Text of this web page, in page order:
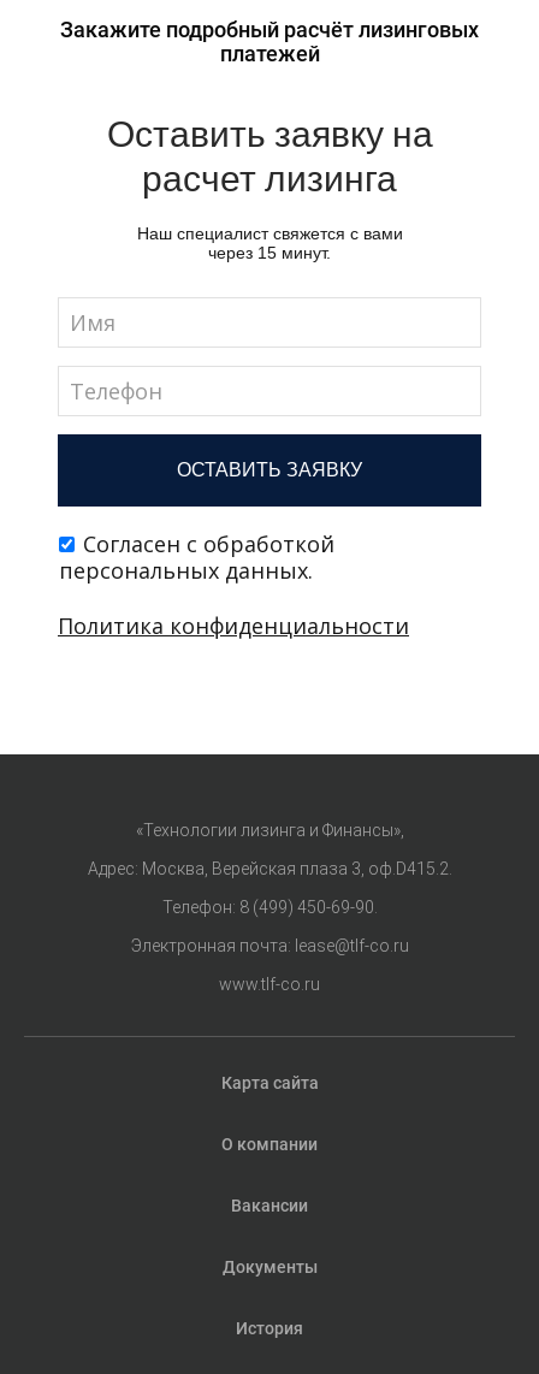
Закажите подробный расчёт лизинговых
платежей
«Технологии лизинга и Финансы»,
Адрес: Москва, Верейская плаза 3, оф.D415.2.
Телефон: 8 (499) 450-69-90
Электронная почта: lease@tlf-co.ru
www.tlf-co.ru
Карта сайта
О компании
Вакансии
Документы
История